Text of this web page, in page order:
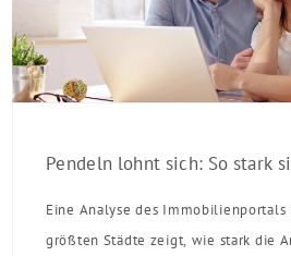
Eine Analyse des
größten Städte zeigt, wie stark die